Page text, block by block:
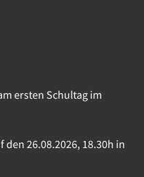
ersten Schultag im
26.08.2026, 18.30h in